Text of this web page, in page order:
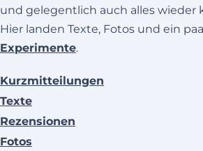
und gelegentlich auch alles wieder
Hier landen Texte, Fotos und ein
Experimente.
Kurzmitteilungen
Texte
Rezensionen
Fotos